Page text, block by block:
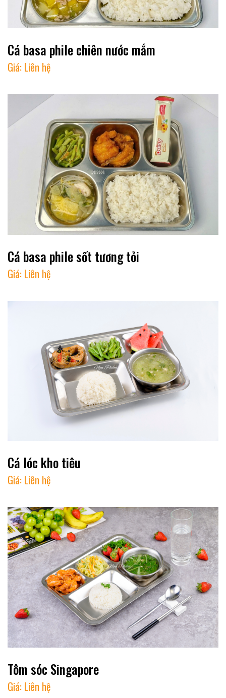
Cá basa phile chiên nước mắm
Giá: Liên hệ
Cá basa phile sốt tương tỏi
Giá: Liên hệ
Cá lóc kho tiêu
Giá: Liên hệ
Tôm sóc Singapore
Giá: Liên hệ